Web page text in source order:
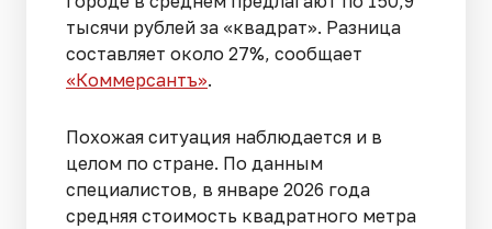
тысячи рублей за «квадрат». Разница
составляет около 27%, сообщает
«Коммерсантъ».
Похожая ситуация наблюдается и в
целом по стране. По данным
специалистов, в январе 2026 года
средняя стоимость квадратного метра